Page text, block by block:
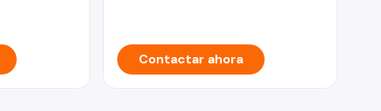
Contactar ahora